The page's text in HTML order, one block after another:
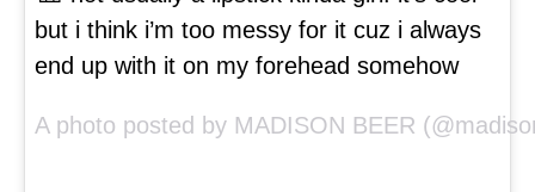
but i think i’m too messy for it cuz i always
end up with it on my forehead somehow
A photo posted by MADISON BEER